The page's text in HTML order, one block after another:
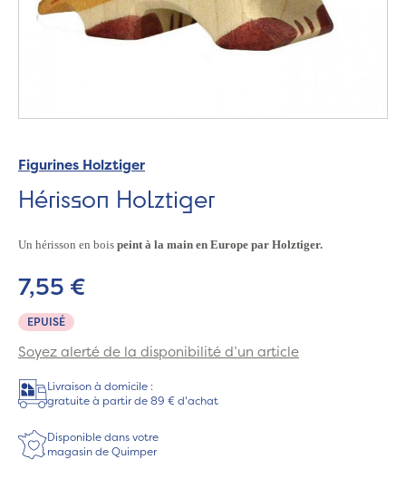
Figurines Holztiger
Hérisson Holztiger
Un hérisson en bois peint à la main en Europe par Holztiger.
EPUISÉ
7,55 €
Soyez alerté de la disponibilité d’un article
Livraison à domicile :
gratuite à partir de 89 € d'achat
Disponible dans votre
magasin de Quimper